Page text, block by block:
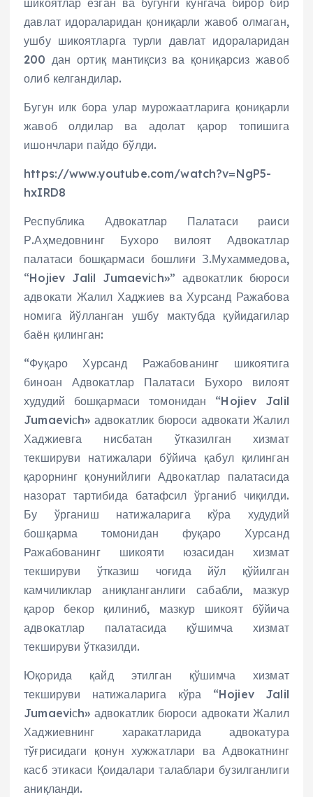
давлат идораларидан қониқарли жавоб олмаган,
ушбу шикоятларга турли давлат идораларидан
200 дан ортиқ мантиқсиз ва қониқарсиз жавоб
олиб келгандилар.
Бугун илк бора улар мурожаатларига қониқарли
жавоб олдилар ва адолат қарор топишига
ишончлари пайдо бўлди.
https://www.youtube.com/watch?v=NgP5-
hxIRD8
Республика Адвокатлар Палатаси раиси
Р.Аҳмедовнинг Бухоро вилоят Адвокатлар
палатаси бошқармаси бошлиғи З.Мухаммедова,
“Hojiev Jalil Jumaeviсh»” адвокатлик бюроси
адвокати Жалил Хаджиев ва Хурсанд Ражабова
номига йўлланган ушбу мактубда қуйидагилар
баён қилинган:
“Фуқаро Хурсанд Ражабованинг шикоятига
биноан Адвокатлар Палатаси Бухоро вилоят
худудий бошқармаси томонидан “Hojiev Jalil
Jumaeviсh» адвокатлик бюроси адвокати Жалил
Хаджиевга нисбатан ўтказилган хизмат
текшируви натижалари бўйича қабул қилинган
қарорнинг қонунийлиги Адвокатлар палатасида
назорат тартибида батафсил ўрганиб чиқилди.
Бу ўрганиш натижаларига кўра худудий
бошқарма томонидан фуқаро Хурсанд
Ражабованинг шикояти юзасидан хизмат
текшируви ўтказиш чоғида йўл қўйилган
камчиликлар аниқланганлиги сабабли, мазкур
қарор бекор қилиниб, мазкур шикоят бўйича
адвокатлар палатасида қўшимча хизмат
текшируви ўтказилди.
Юқорида қайд этилган қўшимча хизмат
текшируви натижаларига кўра “Hojiev Jalil
Jumaeviсh» адвокатлик бюроси адвокати Жалил
Хаджиевнинг харакатларида адвокатура
тўғрисидаги қонун хужжатлари ва Адвокатнинг
касб этикаси Қоидалари талаблари бузилганлиги
аниқланди.